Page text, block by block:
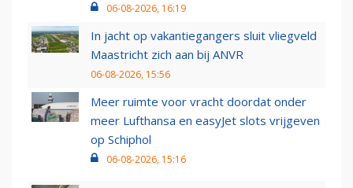
06-08-2026, 16:19
In jacht op vakantiegangers sluit vliegveld
Maastricht zich aan bij ANVR
06-08-2026, 15:56
Meer ruimte voor vracht doordat onder
meer Lufthansa en easyJet slots vrijgeven
op Schiphol
06-08-2026, 15:16